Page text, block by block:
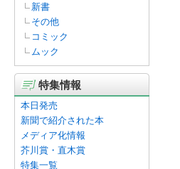
新書
その他
コミック
ムック
特集情報
本日発売
新聞で紹介された本
メディア化情報
芥川賞・直木賞
特集一覧